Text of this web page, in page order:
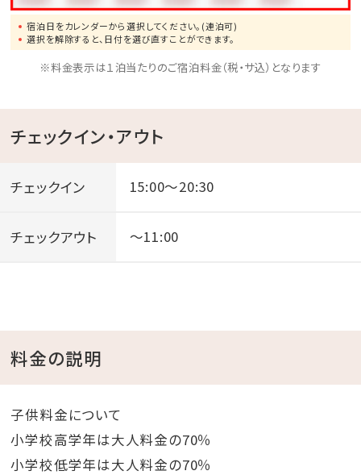
※上記時間外でのご利用の場合は、1,000円/名（小学
生～大人）頂戴いたします。
※プールやビーチ用のバスタオル貸出無料です。
※特典の変更は出来かねます。
【インドアプールについて】
となります。
【添い寝のお子様について】
ニティ類・特典は付いておりません。
※お食事代は現地でお支払いください。
宿泊日をカレンダーから選択してください。(連泊可)
選択を解除すると、日付を選び直すことができます。
※料金表示は１泊当たりのご宿泊料金（税・サ込）となります
チェックイン・アウト
チェックイン 15:00～20:30
チェックアウト ～11:00
料金の説明
子供料金について
小学校高学年は大人料金の70％
小学校低学年は大人料金の70％